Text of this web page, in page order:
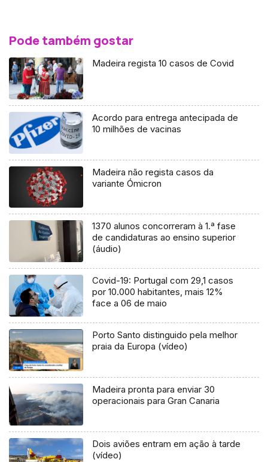
Pode também gostar
Madeira regista 10 casos de Covid
Acordo para entrega antecipada de
10 milhões de vacinas
Madeira não regista casos da
variante Ómicron
1370 alunos concorreram à 1.ª fase
de candidaturas ao ensino superior
(áudio)
Covid-19: Portugal com 29,1 casos
por 10.000 habitantes, mais 12%
face a 06 de maio
Porto Santo distinguido pela melhor
praia da Europa (vídeo)
Madeira pronta para enviar 30
operacionais para Gran Canaria
Dois aviões entram em ação à tarde
(vídeo)